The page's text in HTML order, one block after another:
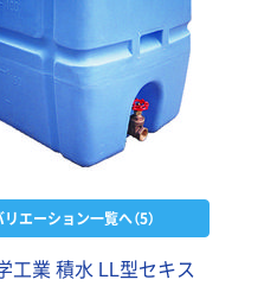
リエーション一覧へ（5）
工業 積水 LL型セキス